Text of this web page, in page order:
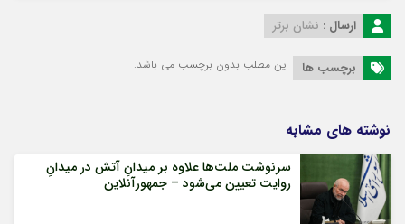
ارسال : نشان برتر
برچسب ها این مطلب بدون برچسب می باشد.
نوشته های مشابه
سرنوشت ملت‌ها علاوه بر میدانِ آتش در میدانِ
روایت تعیین می‌شود – جمهورآنلاین